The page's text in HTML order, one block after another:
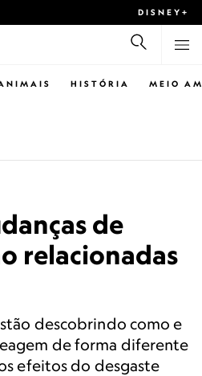
DISNEY+
HISTÓRIA MEIO
de
relacionadas
descobrindo como e
de forma diferente
efeitos do desgaste